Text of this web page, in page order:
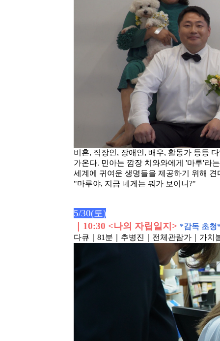
비혼, 직장인, 장애인, 배우, 활동가 등등
가온다. 민아는 깜장 치와와에게 '마루'라
세계에 귀여운 생명들을 제공하기 위해 견
"마루야, 지금 네게는 뭐가 보이니?"
5/30(토)
10:30 <나의 자립일지> *감독 초청
다큐｜81분 ｜추병진 ｜전체관람가 ｜가치